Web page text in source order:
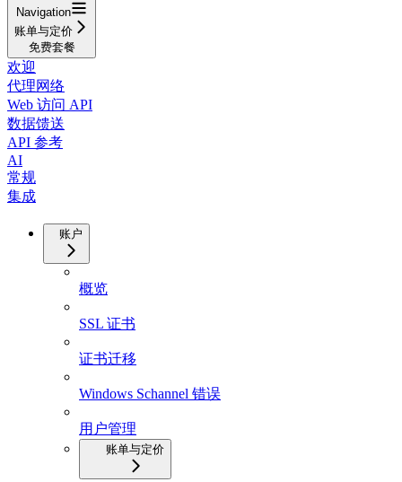
Navigation
账单与定价
免费套餐
欢迎
代理网络
Web 访问 API
数据馈送
API 参考
AI
常规
集成
账户
概览
SSL 证书
证书迁移
Windows Schannel 错误
用户管理
账单与定价